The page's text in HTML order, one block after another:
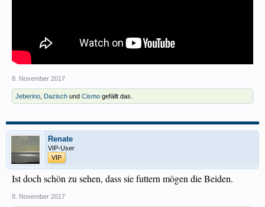
8. November 2017
Jeberino Dazisch und Cismo gefällt das.
Renate
VIP-User
VIP
Ist doch schön zu sehen, dass sie futtern mögen die Beiden.
8. November 2017